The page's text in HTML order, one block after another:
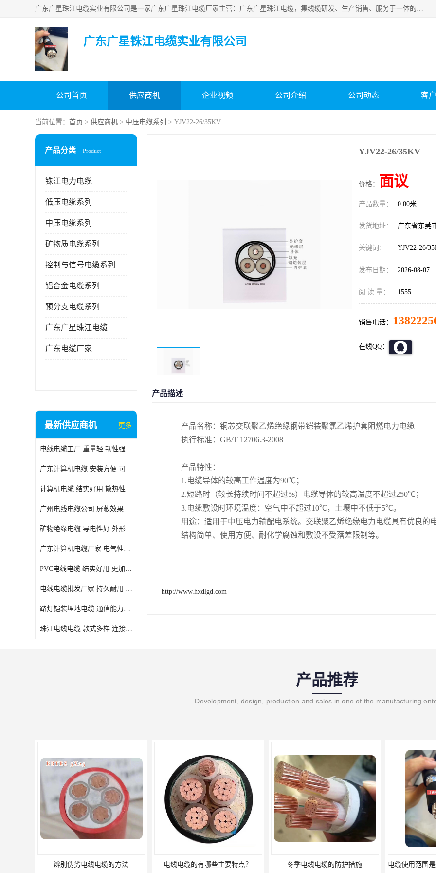
广东广星珠江电缆实业有限公司是一家广东广星珠江电缆厂家主营：广东广星珠江电缆，集线缆研发、生产销售、服务于一体的生产企业。公司自创立以来，确立了“广星珠江电缆，您的一站式采购”的战略发展口号，明确了将广星珠江打造成“线缆产品种类覆盖较广较全、质量较优、服务较好的大型综合性*化生产企业”的发展目标。
广东广星铢江电缆实业有限公司
公司首页 供应商机 企业视频 公司介绍 公司动态 客
当前位置： 首页 > 供应商机 > 中压电缆系列 > YJV22-26/35KV
产品分类 Product
铢江电力电缆
低压电缆系列
中压电缆系列
矿物质电缆系列
控制与信号电缆系列
铝合金电缆系列
预分支电缆系列
广东广星珠江电缆
广东电缆厂家
最新供应商机 更多
电线电缆工厂 重量轻 韧性强 体积小 连接简单
广东计算机电缆 安装方便 可随意弯曲折叠
计算机电缆 结实好用 散热性良好
广州电线电缆公司 屏蔽效果良好 拆卸安装方便
矿物绝缘电缆 导电性好 外形美观大方
广东计算机电缆厂家 电气性能稳定 外形美观大方
PVC电线电缆 结实好用 更加省时省力
电线电缆批发厂家 持久耐用 铜芯含量高
路灯铠装埋地电缆 通信能力强 受外界干扰小
珠江电线电缆 款式多样 连接可靠安全
YJV22-26/35KV
价格： 面议
产品数量： 0.00米
发货地址： 广东省东莞
关键词： YJV22-26/
发布日期： 2026-08-07
阅 读 量： 1555
销售电话：
在线QQ：
产品描述
产品名称：铜芯交联聚乙烯绝缘钢带铠装聚氯乙烯护套阻燃电力电缆
执行标准：GB/T 12706.3-2008
产品特性：
1.电缆导体的较高工作温度为90℃；
2.短路时（较长持续时间不超过5s）电缆导体的较高温度不超过250℃；
3.电缆敷设时环境温度：空气中不超过10℃，土壤中不低于5℃。
用途：适用于中压电力输配电系统。交联聚乙烯绝缘电力电缆具有优良的
结构简单、使用方便、耐化学腐蚀和敷设不受落差限制等。
http://www.hxdlgd.com
产品推荐
Development, design, production and sales in one of the manufacturing
辨别伪劣电线电缆的方法 电线电缆的有哪些主要特点？ 冬季电线电缆的防护措施